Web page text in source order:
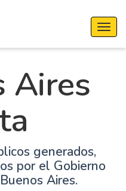
Aires
generados,
por el Gobierno
Aires.